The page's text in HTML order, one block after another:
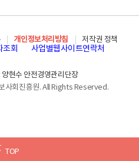
TOP
개인정보처리방침
저작권 정책
조회 사업별웹사이트연락처
현수 안전경영관리단장
사회진흥원. All Rights Reserved.